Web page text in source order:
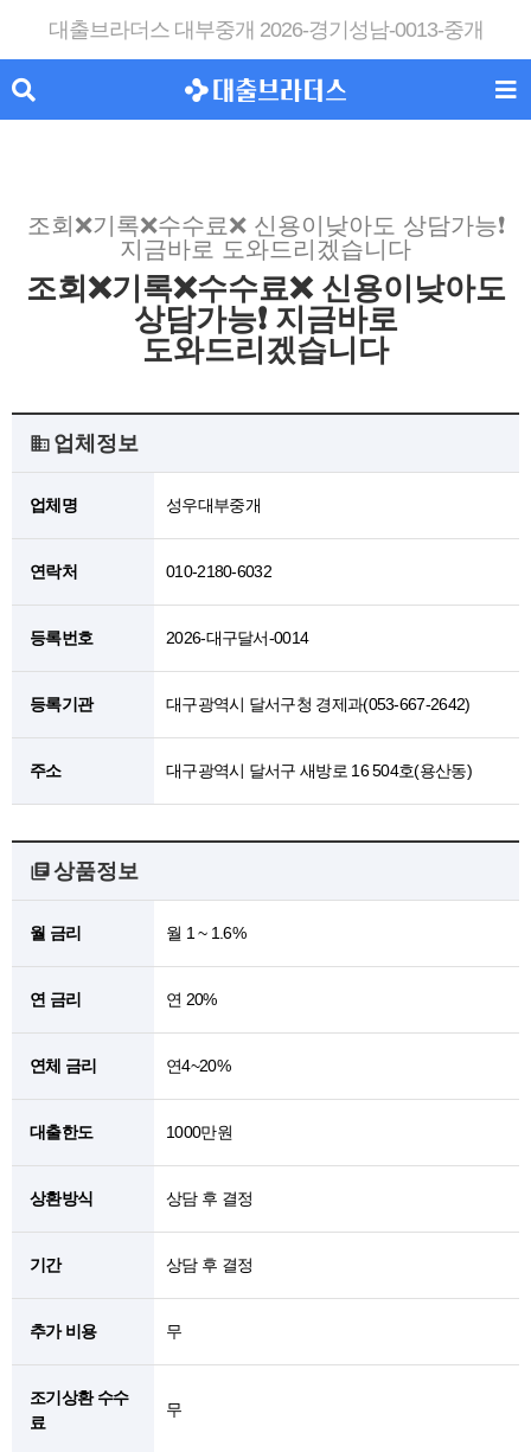
대출브라더스 대부중개 2026-경기성남-0013-중개
조회❌기록❌수수료❌ 신용이낮아도 상담가능❗
지금바로 도와드리겠습니다
조회❌기록❌수수료❌ 신용이낮아도
상담가능❗ 지금바로
도와드리겠습니다
업체정보
업체명 성우대부중개
연락처 010-2180-6032
등록번호 2026-대구달서-0014
등록기관 대구광역시 달서구청 경제과(053-667-2642)
주소 대구광역시 달서구 새방로 16 504호(용산동)
상품정보
월 금리 월 1 ~ 1.6%
연 금리 연 20%
연체 금리 연4~20%
대출한도 1000만원
상환방식 상담 후 결정
기간 상담 후 결정
추가 비용 무
조기상환 수수
료
무